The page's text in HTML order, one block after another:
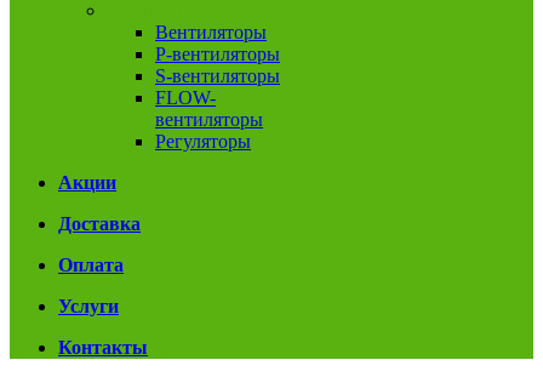
Вентиляторы
P-вентиляторы
S-вентиляторы
FLOW-
вентиляторы
Регуляторы
Акции
Доставка
Оплата
Услуги
Контакты